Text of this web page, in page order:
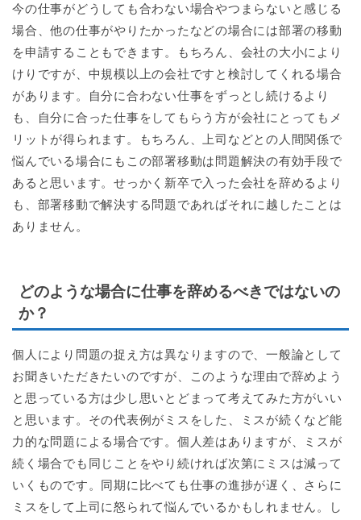
今の仕事がどうしても合わない場合やつまらないと感じる
場合、他の仕事がやりたかったなどの場合には部署の移動
を申請することもできます。もちろん、会社の大小により
けりですが、中規模以上の会社ですと検討してくれる場合
があります。自分に合わない仕事をずっとし続けるより
も、自分に合った仕事をしてもらう方が会社にとってもメ
リットが得られます。もちろん、上司などとの人間関係で
悩んでいる場合にもこの部署移動は問題解決の有効手段で
あると思います。せっかく新卒で入った会社を辞めるより
も、部署移動で解決する問題であればそれに越したことは
ありません。
どのような場合に仕事を辞めるべきではないの
か？
個人により問題の捉え方は異なりますので、一般論として
お聞きいただきたいのですが、このような理由で辞めよう
と思っている方は少し思いとどまって考えてみた方がいい
と思います。その代表例がミスをした、ミスが続くなど能
力的な問題による場合です。個人差はありますが、ミスが
続く場合でも同じことをやり続ければ次第にミスは減って
いくものです。同期に比べても仕事の進捗が遅く、さらに
ミスをして上司に怒られて悩んでいるかもしれません。し